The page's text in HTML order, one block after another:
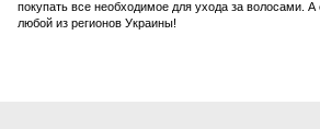
покупать все необходимое для ухода за волосами.
любой из регионов Украины!